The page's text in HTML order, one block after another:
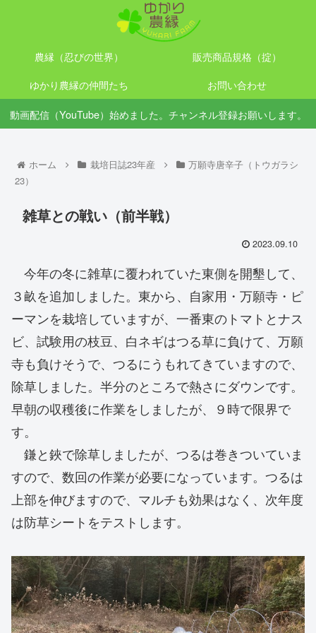
農縁（忍びの世界）
販売商品規格（掟）
ゆかり農縁の仲間たち
お問い合わせ
動画配信（YouTube）始めました。チャンネル登録お願いします。
ホーム 栽培日誌23年産
万願寺唐辛子（トウガラシ
23）
雑草との戦い（前半戦）
2023.09.10
今年の冬に雑草に覆われていた東側を開墾して、
３畝を追加しました。東から、自家用・万願寺・ピ
ーマンを栽培していますが、一番東のトマトとナス
ビ、試験用の枝豆、白ネギはつる草に負けて、万願
寺も負けそうで、つるにうもれてきていますので、
除草しました。半分のところで熱さにダウンです。
早朝の収穫後に作業をしましたが、９時で限界で
す。
鎌と鋏で除草しましたが、つるは巻きついていま
すので、数回の作業が必要になっています。つるは
上部を伸びますので、マルチも効果はなく、次年度
は防草シートをテストします。